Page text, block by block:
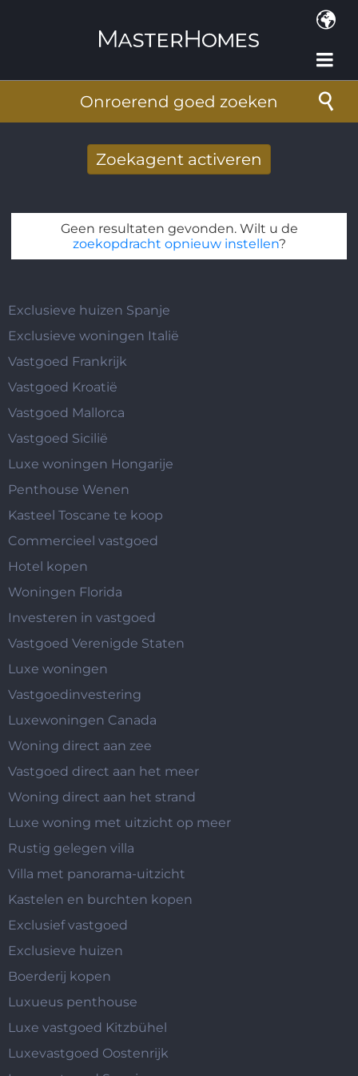
Onroerend goed zoeken
Zoekagent activeren
E-mailadres*
Geen resultaten gevonden. Wilt u de
zoekopdracht opnieuw instellen?
Exclusieve huizen Spanje
Exclusieve woningen Italië
Vastgoed Frankrijk
Vastgoed Kroatië
Vastgoed Mallorca
Vastgoed Sicilië
Luxe woningen Hongarije
Penthouse Wenen
Kasteel Toscane te koop
Commercieel vastgoed
Hotel kopen
Woningen Florida
Investeren in vastgoed
Vastgoed Verenigde Staten
Luxe woningen
Vastgoedinvestering
Luxewoningen Canada
Woning direct aan zee
Vastgoed direct aan het meer
Woning direct aan het strand
Luxe woning met uitzicht op meer
Rustig gelegen villa
Villa met panorama-uitzicht
Kastelen en burchten kopen
Exclusief vastgoed
Exclusieve huizen
Boerderij kopen
Luxueus penthouse
Luxe vastgoed Kitzbühel
Luxevastgoed Oostenrijk